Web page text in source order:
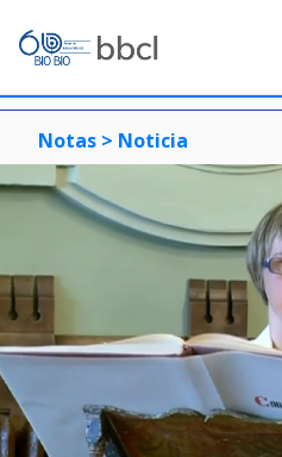
Notas > Noticia